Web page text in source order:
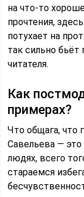
на что-то
прочтения,
потухает на
так сильно
читателя.
Как
примерах?
Что общага, что
Савельева — это
людях, всего
стараемся